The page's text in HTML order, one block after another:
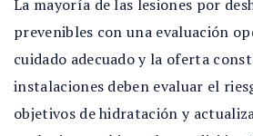
La mayoría de las lesiones por
prevenibles con una evaluación
cuidado adecuado y la oferta
instalaciones deben evaluar el
objetivos de hidratación y